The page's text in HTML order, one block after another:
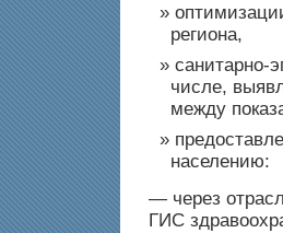
региона,
санитарно-
числе,
между
населению:
— через
ГИС